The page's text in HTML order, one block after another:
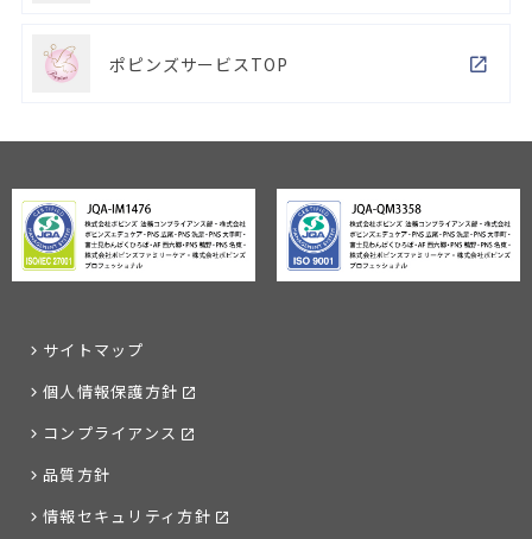
ポピンズサービスTOP
サイトマップ
個人情報保護方針
コンプライアンス
品質方針
情報セキュリティ方針